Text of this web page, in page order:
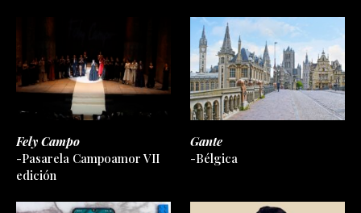
Fely Campo
-Pasarela Campoamor VII
edición
Gante
-Bélgica